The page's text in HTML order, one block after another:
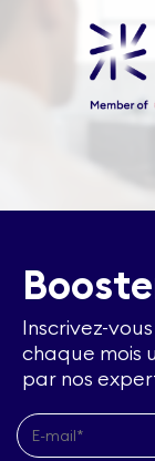
Inscrivez-
chaque mois
par nos